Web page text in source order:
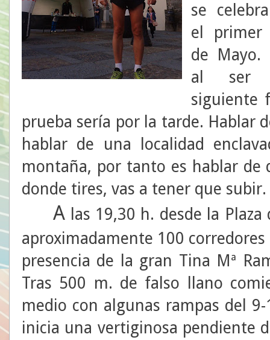
se
el primer
de Mayo.
al ser
siguiente
prueba sería por la tarde. Hablar
hablar de una localidad
montaña, por tanto es hablar de
donde tires, vas a tener que subir.
A las 19,30 h. desde la
aproximadamente 100
presencia de la gran Tina Mª
Tras 500 m. de falso llano
medio con algunas rampas del
inicia una vertiginosa pendiente